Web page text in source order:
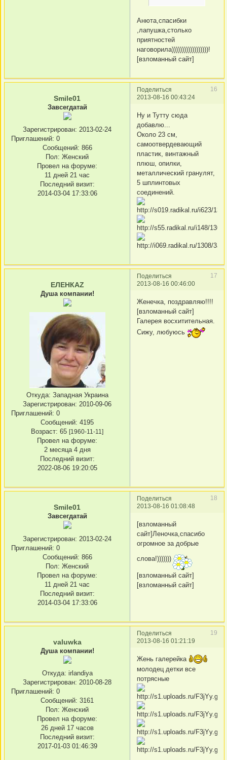
Анюта,спасибки
,лапушка,столько
приятностей
наговорила))))))))))))))))))!
[взломанный сайт]
Поделиться
16
2013-08-16 00:43:24
Smile01
Завсегдатай
Зарегистрирован: 2013-02-24
Приглашений: 0
Сообщений: 866
Пол: Женский
Провел на форуме:
11 дней 21 час
Последний визит:
2014-03-04 17:33:06
Ну и Тутту сюда
добавлю...
Около 23 см,
самоотвердевающий
пластик, винтажный
плюш, опилки,
металлический гранулят,
5 шплинтовых
соединений.
Поделиться
17
2013-08-16 00:46:00
ЕЛЕНКАZ
Душа компании!
Откуда: Западная Украина
Зарегистрирован: 2010-09-06
Приглашений: 0
Сообщений: 4195
Возраст: 65 [1960-11-11]
Провел на форуме:
2 месяца 4 дня
Последний визит:
2022-08-06 19:20:05
Женечка, поздравляю!!!!
[взломанный сайт]
Галерея восхитительная.
Сижу, любуюсь
Поделиться
18
2013-08-16 01:08:48
Smile01
Завсегдатай
Зарегистрирован: 2013-02-24
Приглашений: 0
Сообщений: 866
Пол: Женский
Провел на форуме:
11 дней 21 час
Последний визит:
2014-03-04 17:33:06
[взломанный
сайт]Леночка,спасибо
огромное за добрые
слова!)))))))
[взломанный сайт]
[взломанный сайт]
Поделиться
19
2013-08-16 01:21:19
valuwka
Душа компании!
Откуда: irlandiya
Зарегистрирован: 2010-08-28
Приглашений: 0
Сообщений: 3161
Пол: Женский
Провел на форуме:
26 дней 17 часов
Последний визит:
2017-01-03 01:46:39
Жень галерейка
молодец детки все
потрясные